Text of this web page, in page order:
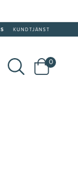
KUNDTJÄNST
0